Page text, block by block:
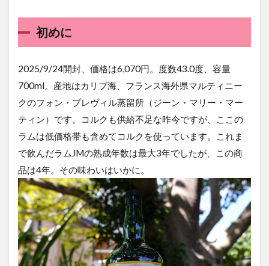
初めに
2025/9/24開封、価格は6,070円。度数43.0度、容量
700ml。産地はカリブ海、フランス海外県マルティニー
クのフォン・プレヴィル蒸留所（ジーン・マリー・マー
ティン）です。コルクも供給不足な昨今ですが、ここの
ラムは低価格帯も含めてコルクを使っています。これま
で飲んだラムJMの熟成年数は最大3年でしたが、この商
品は4年。その味わいはいかに。